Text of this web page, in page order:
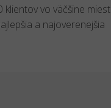
vo väčšine miest
a najoverenejšia